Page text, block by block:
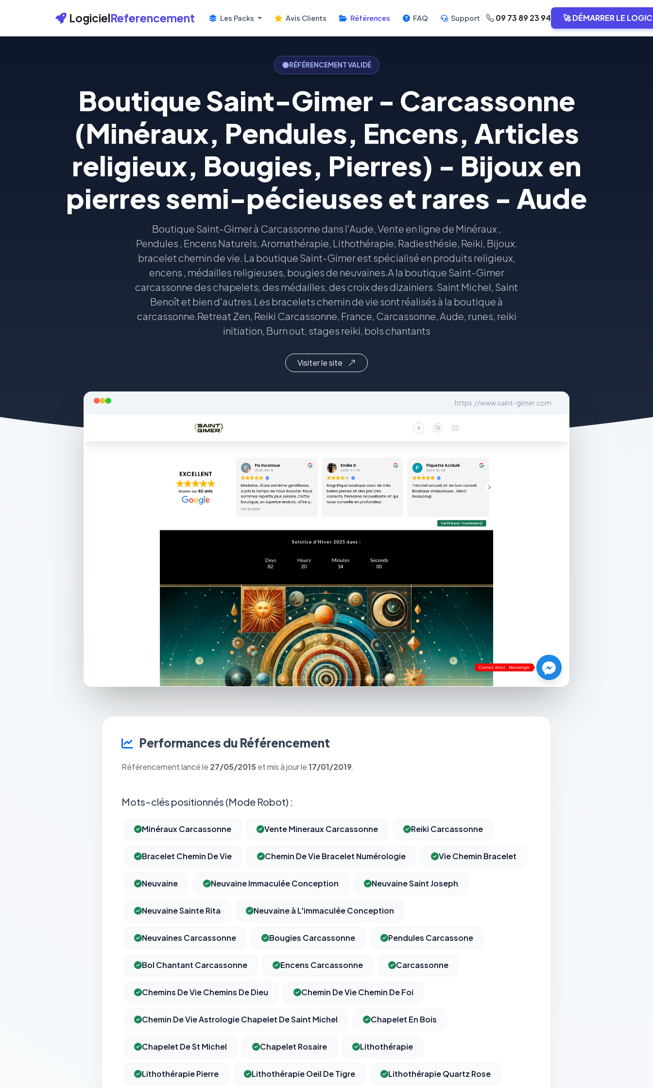
LogicielReferencement Les Packs Avis Clients Références FAQ Support 09 73 89 23 94 🚀 DÉMARRER LE
RÉFÉRENCEMENT VALIDÉ
Boutique Saint-Gimer - Carcassonne
(Minéraux, Pendules, Encens, Articles
religieux, Bougies, Pierres) - Bijoux en
pierres semi-pécieuses et rares - Aude
Boutique Saint-Gimer à Carcassonne dans l'Aude, Vente en ligne de Minéraux ,
Pendules , Encens Naturels, Aromathérapie, Lithothérapie, Radiesthésie, Reiki, Bijoux.
bracelet chemin de vie. La boutique Saint-Gimer est spécialisé en produits religieux,
encens , médailles religieuses, bougies de neuvaines.A la boutique Saint-Gimer
carcassonne des chapelets, des médailles, des croix des dizainiers. Saint Michel, Saint
Benoît et bien d'autres.Les bracelets chemin de vie sont réalisés à la boutique à
carcassonne.Retreat Zen, Reiki Carcassonne, France, Carcassonne, Aude, runes, reiki
initiation, Burn out, stages reiki, bols chantants
Visiter le site
https://www.saint-gimer.com
Performances du Référencement
Référencement lancé le 27/05/2015 et mis à jour le17/01/2019.
Mots-clés positionnés (Mode Robot) :
Minéraux Carcassonne Vente Mineraux Carcassonne Reiki Carcassonne
Bracelet Chemin De Vie Chemin De Vie Bracelet Numérologie Vie Chemin Bracelet
Neuvaine Neuvaine Immaculée Conception Neuvaine Saint Joseph
Neuvaine Sainte Rita Neuvaine à L'immaculée Conception
Neuvaines Carcassonne Bougies Carcassonne Pendules Carcassone
Bol Chantant Carcassonne Encens Carcassonne Carcassonne
Chemins De Vie Chemins De Dieu Chemin De Vie Chemin De Foi
Chemin De Vie Astrologie Chapelet De Saint Michel Chapelet En Bois
Chapelet De St Michel Chapelet Rosaire Lithothérapie
Lithothérapie Pierre Lithothérapie Oeil De Tigre Lithothérapie Quartz Rose
Nécessaires au fonctionnement du site : session, sécurité,
Cookies analytiques
anonymisées via Google Analytics.